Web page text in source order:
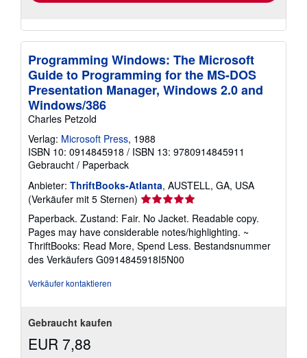
Programming Windows: The Microsoft
Guide to Programming for the MS-DOS
Presentation Manager, Windows 2.0 and
Windows/386
Charles Petzold
Verlag: Microsoft Press, 1988
ISBN 10: 0914845918 / ISBN 13: 9780914845911
Gebraucht / Paperback
Anbieter: ThriftBooks-Atlanta, AUSTELL, GA, USA
(Verkäufer mit 5 Sternen) Verkäuferbewertung
5
von
5
Sternen
Paperback. Zustand: Fair. No Jacket. Readable copy.
Pages may have considerable notes/highlighting. ~
ThriftBooks: Read More, Spend Less. Bestandsnummer
des Verkäufers G0914845918I5N00
Verkäufer kontaktieren
Gebraucht kaufen
EUR 7,88